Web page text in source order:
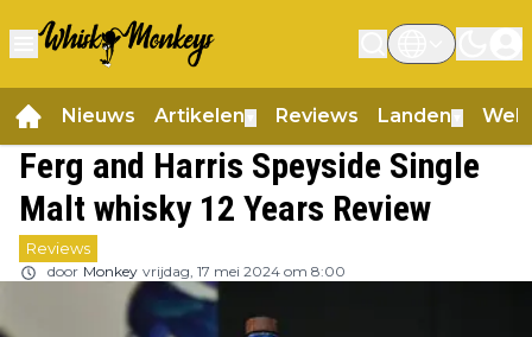
Nieuws Artikelen Reviews Landen
Ferg and Harris Speyside Single
Malt whisky 12 Years Review
Reviews
door Monkey vrijdag, 17 mei 2024 om 8:00